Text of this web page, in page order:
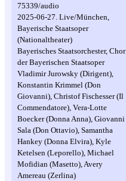
75339/audio
2025-06-27. Live/München,
Bayerische Staatsoper
(Nationaltheater)
Bayerisches Staatsorchester, Chor
der Bayerischen Staatsoper
Vladimir Jurowsky (Dirigent),
Konstantin Krimmel (Don
Giovanni), Christof Fischesser (Il
Commendatore), Vera-Lotte
Boecker (Donna Anna), Giovanni
Sala (Don Ottavio), Samantha
Hankey (Donna Elvira), Kyle
Ketelsen (Leporello), Michael
Mofidian (Masetto), Avery
Amereau (Zerlina)